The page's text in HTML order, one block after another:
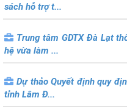
sách hỗ trợ t...
Trung tâm GDTX Đà Lạt
hệ vừa làm ...
Dự thảo Quyết định quy
tỉnh Lâm Đ...